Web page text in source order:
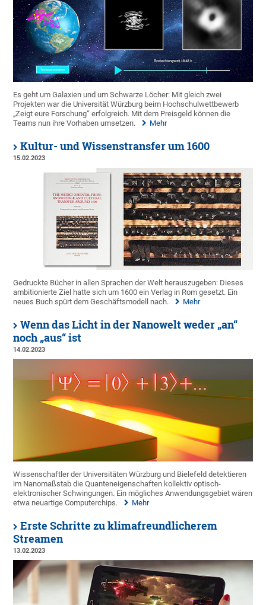
Es geht um Galaxien und um Schwarze Löcher: Mit gleich zwei
Projekten war die Universität Würzburg beim Hochschulwettbewerb
„Zeigt eure Forschung“ erfolgreich. Mit dem Preisgeld können die
Teams nun ihre Vorhaben umsetzen.
Mehr
Kultur- und Wissenstransfer um 1600
15.02.2023
Gedruckte Bücher in allen Sprachen der Welt herauszugeben: Dieses
ambitionierte Ziel hatte sich um 1600 ein Verlag in Rom gesetzt. Ein
neues Buch spürt dem Geschäftsmodell nach.
Mehr
Wenn das Licht in der Nanowelt weder „an“
noch „aus“ ist
14.02.2023
Wissenschaftler der Universitäten Würzburg und Bielefeld detektieren
im Nanomaßstab die Quanteneigenschaften kollektiv optisch-
elektronischer Schwingungen. Ein mögliches Anwendungsgebiet wären
etwa neuartige Computerchips.
Mehr
Erste Schritte zu klimafreundlicherem
Streamen
13.02.2023